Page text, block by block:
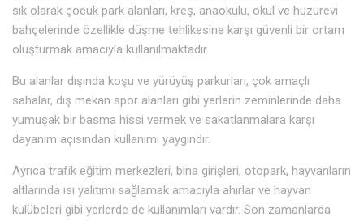
sık olarak çocuk park alanları, kreş, anaokulu, okul ve huzurevi
bahçelerinde özellikle düşme tehlikesine karşı güvenli bir ortam
oluşturmak amacıyla kullanılmaktadır.
Bu alanlar dışında koşu ve yürüyüş parkurları, çok amaçlı
sahalar, dış mekan spor alanları gibi yerlerin zeminlerinde daha
yumuşak bir basma hissi vermek ve sakatlanmalara karşı
dayanım açısından kullanımı yaygındır.
Ayrıca trafik eğitim merkezleri, bina girişleri, otopark, hayvanların
altlarında ısı yalıtımı sağlamak amacıyla ahırlar ve hayvan
kulübeleri gibi yerlerde de kullanımları vardır. Son zamanlarda